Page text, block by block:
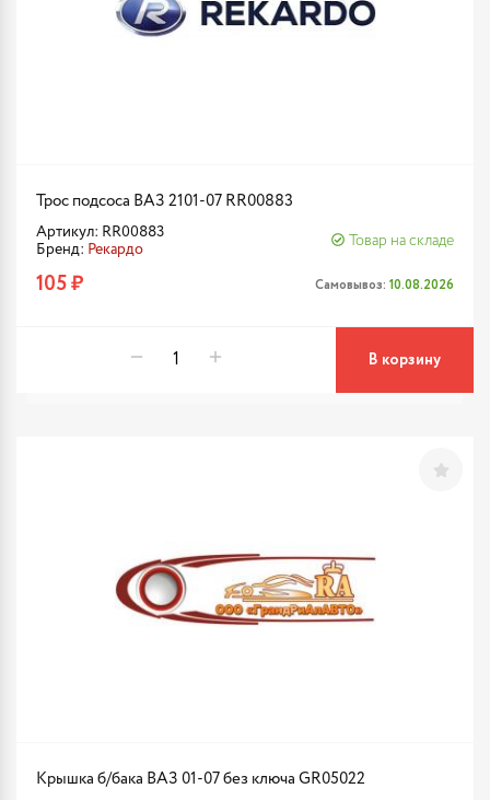
Трос подсоса ВАЗ 2101-07 RR00883
Артикул: RR00883
Бренд: Рекардо
Товар на складе
105 ₽ Самовывоз: 10.08.2026
В корзину
Крышка б/бака ВАЗ 01-07 без ключа GR05022